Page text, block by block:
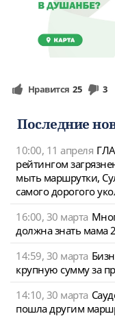
Нравится 25 3
Последние
10:00, 11 апреля
рейтингом
мыть маршрутки,
самого дорогого
16:00, 30 марта
должна знать мама
14:59, 30 марта
крупную сумму за
14:10, 30 марта
пошла другим